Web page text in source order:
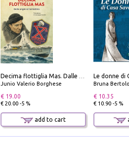
Decima flottiglia Mas. Dalle origini all'armistizio
Junio Valerio Borghese
€ 19.00
€ 20.00 -5 %
add to cart
Le donne di
Bruna Bertolo
€ 10.35
€ 10.90 -5 %